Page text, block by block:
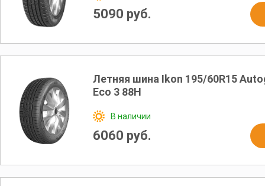
5090 руб.
Летняя шина Ikon 195/60R15
Eco 3 88H
В наличии
6060 руб.